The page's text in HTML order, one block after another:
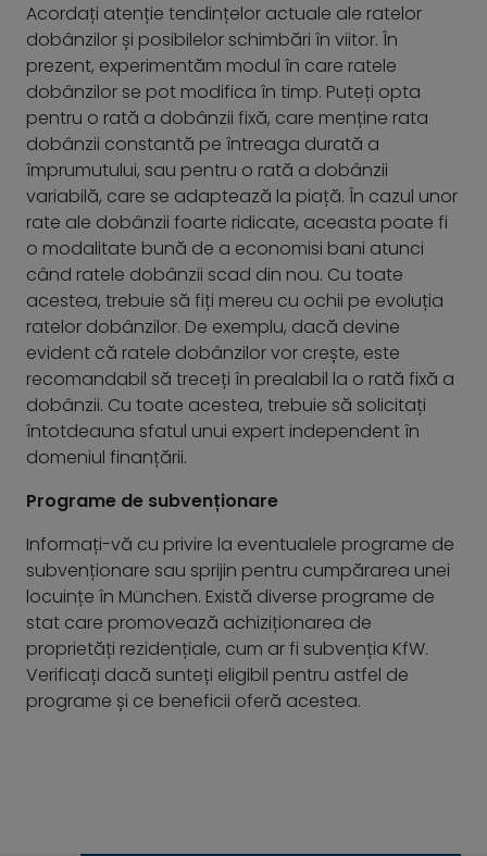
Acordați atenție tendințelor actuale ale ratelor
dobânzilor și posibilelor schimbări în viitor. În
prezent, experimentăm modul în care ratele
dobânzilor se pot modifica în timp. Puteți opta
pentru o rată a dobânzii fixă, care menține rata
dobânzii constantă pe întreaga durată a
împrumutului, sau pentru o rată a dobânzii
variabilă, care se adaptează la piață. În cazul unor
rate ale dobânzii foarte ridicate, aceasta poate fi
o modalitate bună de a economisi bani atunci
când ratele dobânzii scad din nou. Cu toate
acestea, trebuie să fiți mereu cu ochii pe evoluția
ratelor dobânzilor. De exemplu, dacă devine
evident că ratele dobânzilor vor crește, este
recomandabil să treceți în prealabil la o rată fixă a
dobânzii. Cu toate acestea, trebuie să solicitați
întotdeauna sfatul unui expert independent în
domeniul finanțării.
Programe de subvenționare
Informați-vă cu privire la eventualele programe de
subvenționare sau sprijin pentru cumpărarea unei
locuințe în München. Există diverse programe de
stat care promovează achiziționarea de
proprietăți rezidențiale, cum ar fi subvenția KfW.
Verificați dacă sunteți eligibil pentru astfel de
programe și ce beneficii oferă acestea.